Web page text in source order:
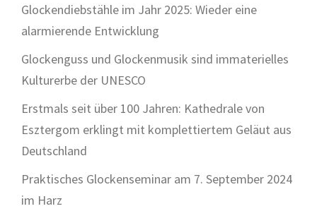
Glockendiebstähle im Jahr 2025: Wieder eine
alarmierende Entwicklung
Glockenguss und Glockenmusik sind immaterielles
Kulturerbe der UNESCO
Erstmals seit über 100 Jahren: Kathedrale von
Esztergom erklingt mit komplettiertem Geläut aus
Deutschland
Praktisches Glockenseminar am 7. September 2024
im Harz